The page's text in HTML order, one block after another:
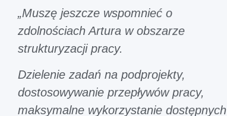
m
o
„Muszę jeszcze wspomnieć o
zdolnościach Artura w obszarze
strukturyzacji pracy.
Dzielenie zadań na podprojekty,
dostosowywanie przepływów pracy,
maksymalne wykorzystanie dostępnych